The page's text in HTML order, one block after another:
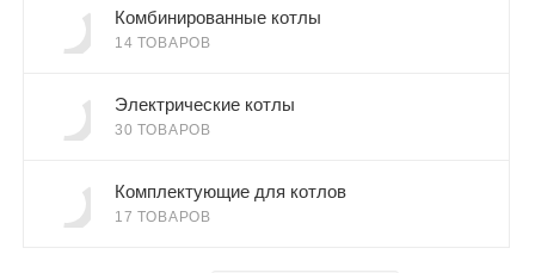
Комбинированные котлы
14 ТОВАРОВ
Электрические котлы
30 ТОВАРОВ
Комплектующие для котлов
17 ТОВАРОВ